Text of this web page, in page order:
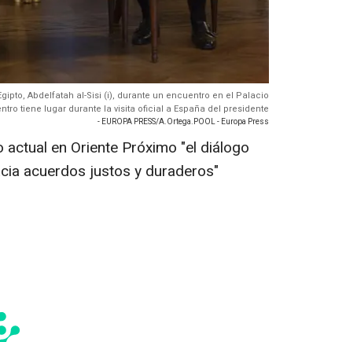
Abdelfatah al-Sisi (i), durante un encuentro en el Palacio
tiene lugar durante la visita oficial a España del presidente
- EUROPA PRESS/A.Ortega.POOL - Europa Press
en Oriente Próximo "el diálogo
acuerdos justos y duraderos"